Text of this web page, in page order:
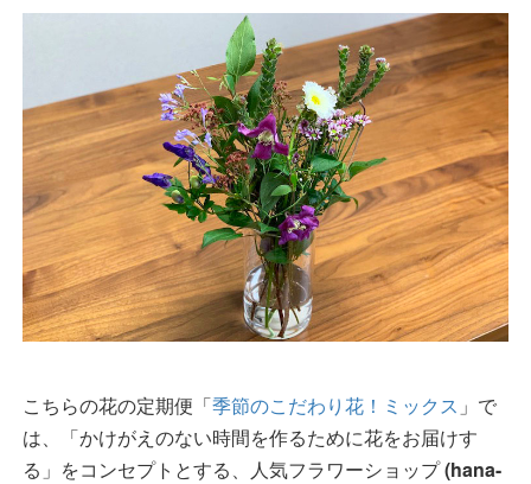
こちらの花の定期便「季節のこだわり花！ミックス 」で
は、「かけがえのない時間を作るために花をお届けす
る」をコンセプトとする、人気フラワーショップ(hana-